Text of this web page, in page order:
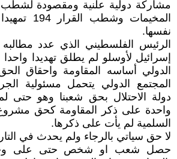
مشاركة دولية علنية ومقصودة
المخيمات
نفسها.
الرئيس الفلسطيني الذي عدد
إسرائيل لأوسلو لم يطلق تهديدا
الدولي أساسه المقاومة واحقاق
المجتمع الدولي يتحمل مسئولية
دولة الاحتلال بحق شعبنا وهو حتى
واحدة على ذكر المقاومة كحق
السلمية لم يأت على ذكرها.
لا حق سياتي بالرجاء ولم يحدث في
حصل شعب او شخص حتى على